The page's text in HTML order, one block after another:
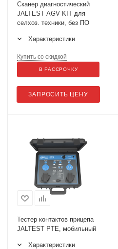
Сканер диагностический
JALTEST AGV KIT для
селхоз. техники, без ПО
Характеристики
ЗАПРОСИТЬ ЦЕНУ
Купить со скидкой
В РАССРОЧКУ
Тестер контактов прицепа
JALTEST PTE, мобильный
Характеристики